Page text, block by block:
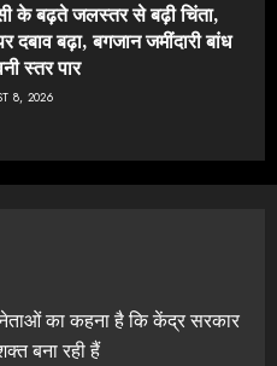
के बढ़ते जलस्तर से बढ़ी चिंता,
दबाव बढ़ा, बगजान जमींदारी बांध
स्तर पार
8, 2026
का कहना है कि केंद्र सरकार
बना रही हैं